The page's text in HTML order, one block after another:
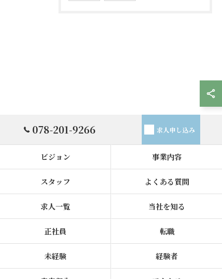
078-201-9266 求人申し込み
ビジョン 事業内容
スタッフ よくある質問
求人一覧 当社を知る
正社員 転職
未経験 経験者